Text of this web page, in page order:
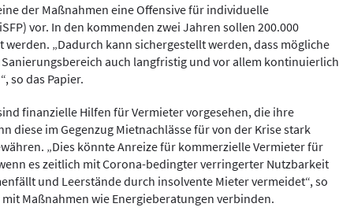
der Maßnahmen eine Offensive für individuelle
vor. In den kommenden zwei Jahren sollen 200.000
werden. „Dadurch kann sichergestellt werden, dass mögliche
auch langfristig und vor allem kontinuierlich
so das Papier.
finanzielle Hilfen für Vermieter vorgesehen, die ihre
diese im Gegenzug Mietnachlässe für von der Krise stark
„Dies könnte Anreize für kommerzielle Vermieter für
es zeitlich mit Corona-bedingter verringerter Nutzbarkeit
und Leerstände durch insolvente Mieter vermeidet“, so
mit Maßnahmen wie Energieberatungen verbinden.